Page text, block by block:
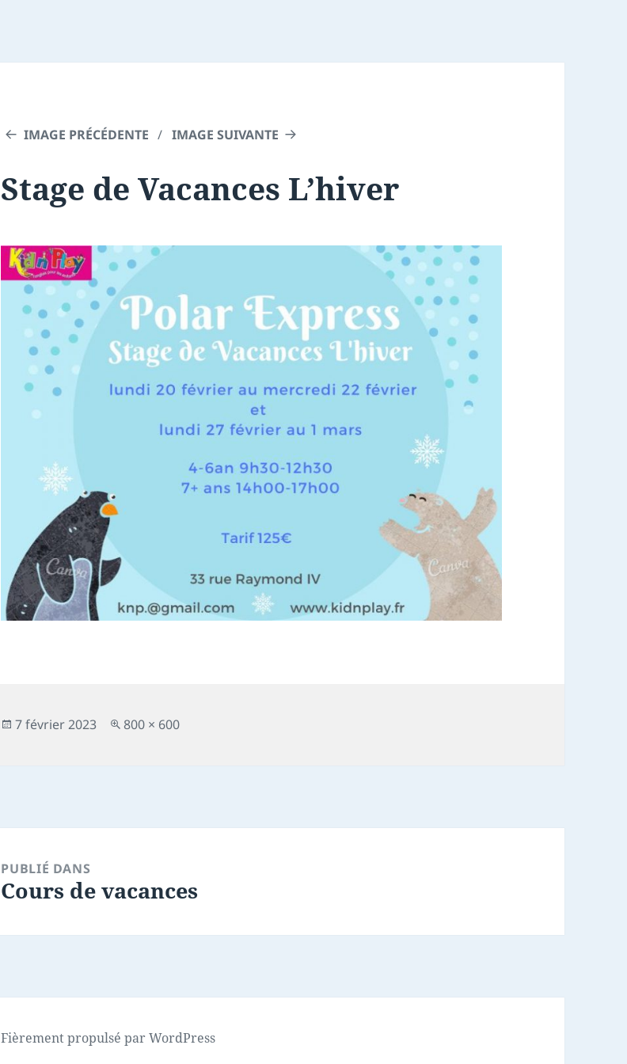
IMAGE PRÉCÉDENTE IMAGE SUIVANTE
Stage de Vacances L’hiver
Publié
7 février 2023
Taille
800 × 600
PUBLIÉ DANS
Cours de vacances
Fièrement propulsé par WordPress